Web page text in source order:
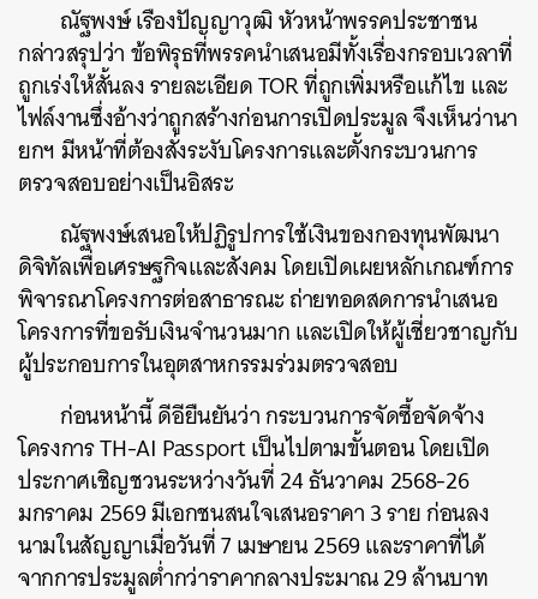
ณัฐพงษ์ เรืองปัญญาวุฒิ หัวหน้าพรรคประชาชน
กล่าวสรุปว่า ข้อพิรุธที่พรรคนำเสนอมีทั้งเรื่องกรอบเวลาที่
ถูกเร่งให้สั้นลง รายละเอียด TOR ที่ถูกเพิ่มหรือแก้ไข และ
ไฟล์งานซึ่งอ้างว่าถูกสร้างก่อนการเปิดประมูล จึงเห็นว่านา
ยกฯ มีหน้าที่ต้องสั่งระงับโครงการและตั้งกระบวนการ
ตรวจสอบอย่างเป็นอิสระ
ณัฐพงษ์เสนอให้ปฏิรูปการใช้เงินของกองทุนพัฒนา
ดิจิทัลเพื่อเศรษฐกิจและสังคม โดยเปิดเผยหลักเกณฑ์การ
พิจารณาโครงการต่อสาธารณะ ถ่ายทอดสดการนำเสนอ
โครงการที่ขอรับเงินจำนวนมาก และเปิดให้ผู้เชี่ยวชาญกับ
ผู้ประกอบการในอุตสาหกรรมร่วมตรวจสอบ
ก่อนหน้านี้ ดีอียืนยันว่า กระบวนการจัดซื้อจัดจ้าง
โครงการ TH-AI Passport เป็นไปตามขั้นตอน โดยเปิด
ประกาศเชิญชวนระหว่างวันที่ 24 ธันวาคม 2568-26
มกราคม 2569 มีเอกชนสนใจเสนอราคา 3 ราย ก่อนลง
นามในสัญญาเมื่อวันที่ 7 เมษายน 2569 และราคาที่ได้
จากการประมูลต่ำกว่าราคากลางประมาณ 29 ล้านบาท